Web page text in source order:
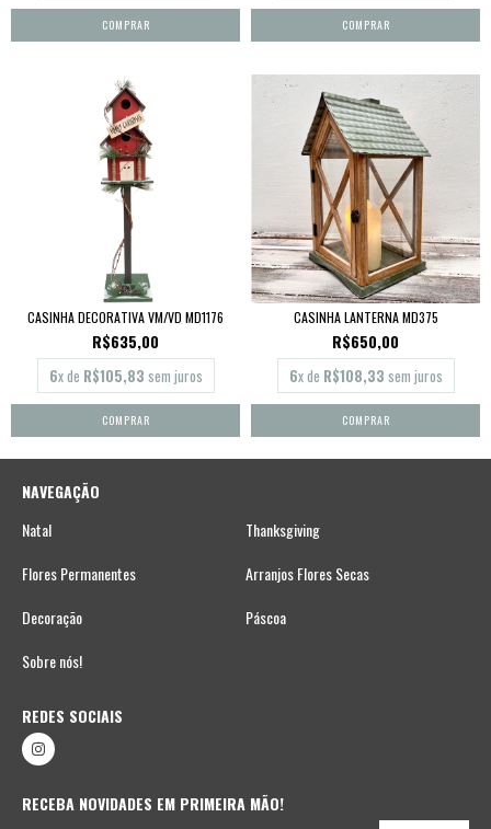
CASINHA DECORATIVA VM/VD MD1176
R$635,00
6x de R$105,83 sem juros
CASINHA LANTERNA MD375
R$650,00
6x de R$108,33 sem juros
NAVEGAÇÃO
Natal
Thanksgiving
Flores Permanentes
Arranjos Flores Secas
Decoração
Páscoa
Sobre nós!
REDES SOCIAIS
RECEBA NOVIDADES EM PRIMEIRA MÃO!